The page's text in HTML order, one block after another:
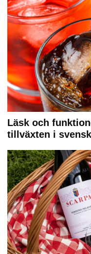
Läsk och
tillväxten i